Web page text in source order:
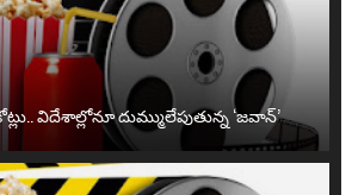
విదేశాల్లోనూ దుమ్ములేపుతున్న ‘జవాన్’